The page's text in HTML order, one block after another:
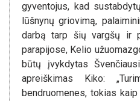
gyventojus, kad
lūšnynų griovimą,
darbą tarp šių vargšų ir
parapijose, Kelio
būtų įvykdytas
apreiškimas Kiko:
bendruomenes, tokias